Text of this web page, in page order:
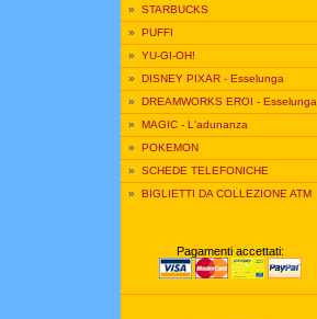
» STARBUCKS
» PUFFI
» YU-GI-OH!
» DISNEY PIXAR - Esselunga
» DREAMWORKS EROI - Esselunga
» MAGIC - L'adunanza
» POKEMON
» SCHEDE TELEFONICHE
» BIGLIETTI DA COLLEZIONE ATM
Pagamenti accettati: